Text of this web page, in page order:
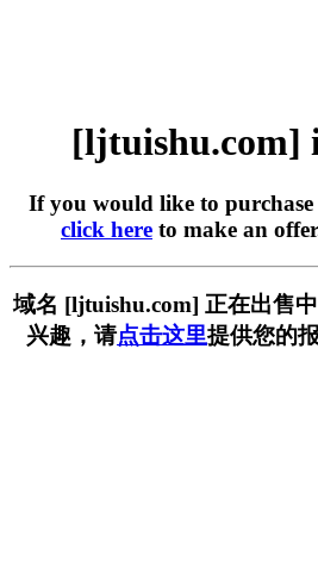
[ljtuishu.com]
If you would like to purchase
click here to make an
域名 [ljtuishu.com] 正在出售
兴趣，请点击这里提供您的